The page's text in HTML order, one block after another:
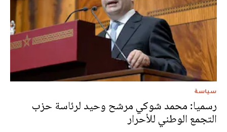
سياسة
رسميا: محمد شوكي مرشح وحيد لرئاسة حزب
التجمع الوطني للأحرار